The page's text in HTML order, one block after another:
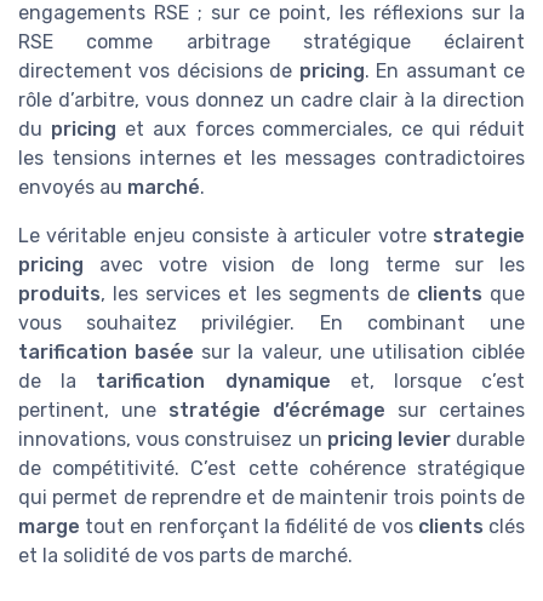
engagements RSE ; sur ce point, les réflexions sur la
RSE comme arbitrage stratégique éclairent
directement vos décisions de pricing. En assumant ce
rôle d’arbitre, vous donnez un cadre clair à la direction
du pricing et aux forces commerciales, ce qui réduit
les tensions internes et les messages contradictoires
envoyés au marché.
Le véritable enjeu consiste à articuler votre strategie
pricing avec votre vision de long terme sur les
produits, les services et les segments de clients que
vous souhaitez privilégier. En combinant une
tarification basée sur la valeur, une utilisation ciblée
de la tarification dynamique et, lorsque c’est
pertinent, une stratégie d’écrémage sur certaines
innovations, vous construisez un pricing levierdurable
de compétitivité. C’est cette cohérence stratégique
qui permet de reprendre et de maintenir trois points de
marge tout en renforçant la fidélité de vos clients clés
et la solidité de vos parts de marché.